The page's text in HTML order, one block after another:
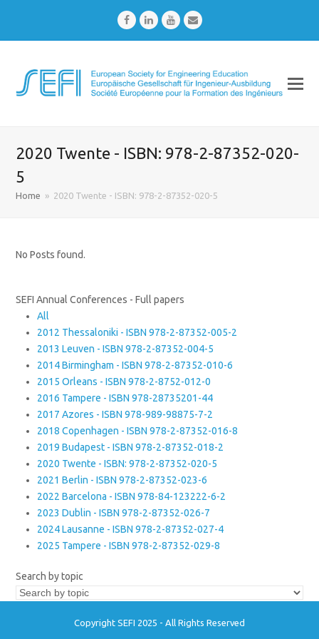
FacebookLinkedInYoutubeEmail
2020 Twente - ISBN: 978-2-87352-020-
5
Home » 2020 Twente - ISBN: 978-2-87352-020-5
No Posts found.
SEFI Annual Conferences - Full papers
All
2012 Thessaloniki - ISBN 978-2-87352-005-2
2013 Leuven - ISBN 978-2-87352-004-5
2014 Birmingham - ISBN 978-2-87352-010-6
2015 Orleans - ISBN 978-2-8752-012-0
2016 Tampere - ISBN 978-28735201-44
2017 Azores - ISBN 978-989-98875-7-2
2018 Copenhagen - ISBN 978-2-87352-016-8
2019 Budapest - ISBN 978-2-87352-018-2
2020 Twente - ISBN: 978-2-87352-020-5
2021 Berlin - ISBN 978-2-87352-023-6
2022 Barcelona - ISBN 978-84-123222-6-2
2023 Dublin - ISBN 978-2-87352-026-7
2024 Lausanne - ISBN 978-2-87352-027-4
2025 Tampere - ISBN 978-2-87352-029-8
Search by topic
Copyright SEFI 2025 - All Rights Reserved